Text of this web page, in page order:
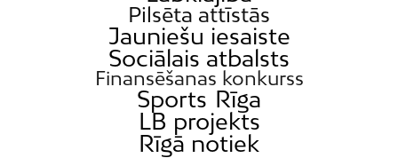
Pilsēta attīstās
Jauniešu iesaiste
Sociālais atbalsts
Finansēšanas konkurss
Sports Rīga
LB projekts
Rīgā notiek